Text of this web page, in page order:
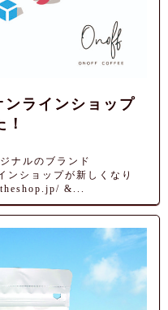
ラインショップ
ナルのブランド
ショップが新しくなり
&...